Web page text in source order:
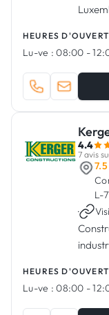
HEURES
Lu-ve : 08:00 -
4.4
7 avis
L-
·
HEURES
Lu-ve : 08:00 -